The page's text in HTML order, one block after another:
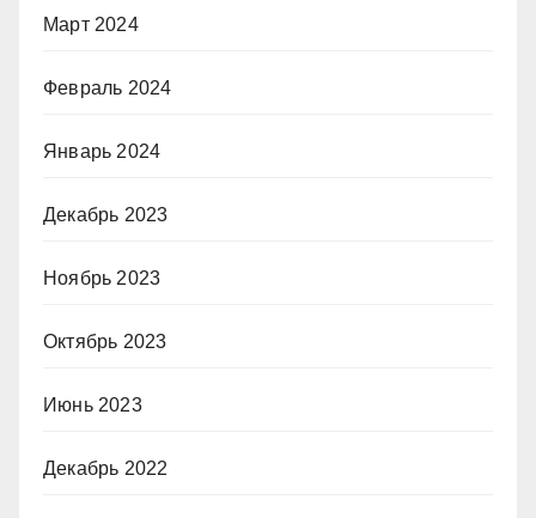
Март 2024
Февраль 2024
Январь 2024
Декабрь 2023
Ноябрь 2023
Октябрь 2023
Июнь 2023
Декабрь 2022